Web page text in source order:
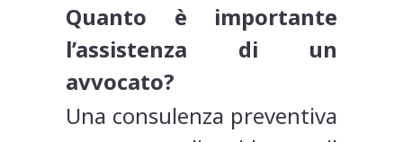
Quanto è importante
l’assistenza di un
avvocato?
Una consulenza preventiva